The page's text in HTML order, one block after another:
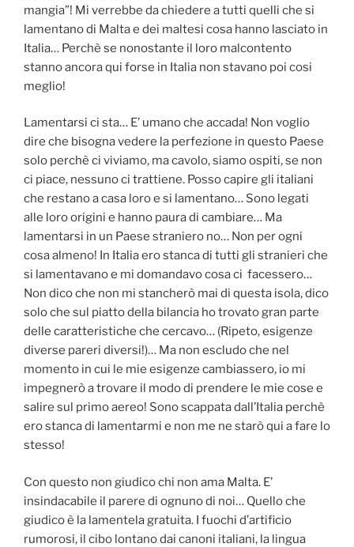
mangia”! Mi verrebbe da chiedere a tutti quelli che si
lamentano di Malta e dei maltesi cosa hanno lasciato in
Italia… Perchè se nonostante il loro malcontento
stanno ancora qui forse in Italia non stavano poi cosi
meglio!
Lamentarsi ci sta… E’ umano che accada! Non voglio
dire che bisogna vedere la perfezione in questo Paese
solo perchè ci viviamo, ma cavolo, siamo ospiti, se non
ci piace, nessuno ci trattiene. Posso capire gli italiani
che restano a casa loro e si lamentano… Sono legati
alle loro origini e hanno paura di cambiare… Ma
lamentarsi in un Paese straniero no… Non per ogni
cosa almeno! In Italia ero stanca di tutti gli stranieri che
si lamentavano e mi domandavo cosa ci facessero…
Non dico che non mi stancherò mai di questa isola, dico
solo che sul piatto della bilancia ho trovato gran parte
delle caratteristiche che cercavo… (Ripeto, esigenze
diverse pareri diversi!)… Ma non escludo che nel
momento in cui le mie esigenze cambiassero, io mi
impegnerò a trovare il modo di prendere le mie cose e
salire sul primo aereo! Sono scappata dall’Italia perchè
ero stanca di lamentarmi e non me ne starò qui a fare lo
stesso!
Con questo non giudico chi non ama Malta. E’
insindacabile il parere di ognuno di noi… Quello che
giudico è la lamentela gratuita. I fuochi d’artificio
rumorosi, il cibo lontano dai canoni italiani, la lingua